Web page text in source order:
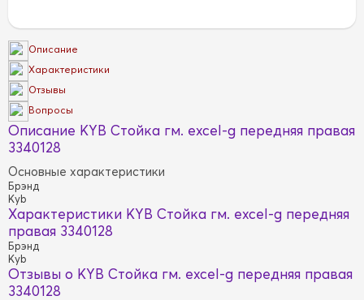
Описание
Характеристики
Отзывы
Вопросы
Описание KYB Стойка гм. excel-g передняя правая
3340128
Основные характеристики
Брэнд
Kyb
Характеристики KYB Стойка гм. excel-g передняя
правая 3340128
Брэнд
Kyb
Отзывы о KYB Стойка гм. excel-g передняя правая
3340128